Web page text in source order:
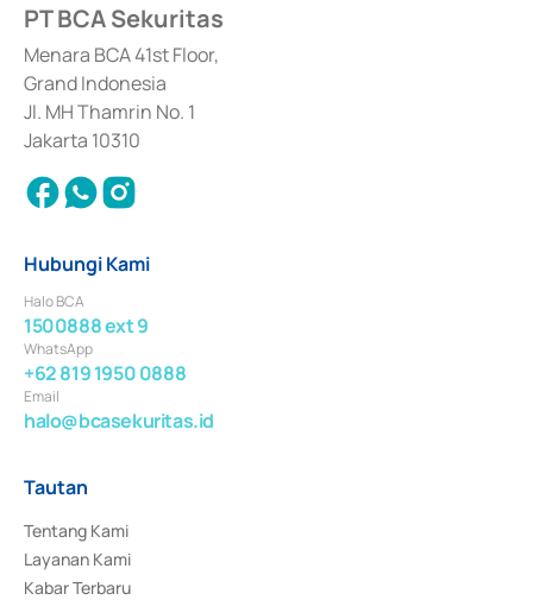
Sertifikat Deposito di Pasar Uang yang izinnya diterbitkan pada tahun 2017
dan izin usaha lainnya dari Bank Indonesia sebagai Lembaga Pendukung
Penerbitan, Transaksi, serta Penatausahaan dan Penyelesaian Transaksi
Surat Berharga Komersial yang izinnya diterbitkan pada tahun 2018.
PT BCA Sekuritas
Menara BCA 41st Floor,
Grand Indonesia
Jl. MH Thamrin No. 1
Jakarta 10310
Hubungi Kami
Halo BCA
1500888 ext 9
WhatsApp
+62 819 1950 0888
Email
halo@bcasekuritas.id
Tautan
Tentang Kami
Layanan Kami
Kabar Terbaru